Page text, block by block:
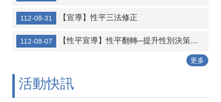
112-08-31 【宣導】性平三法修正
112-08-07 【性平宣導】性平翻轉─提升性別決策比例
更多
活動快訊